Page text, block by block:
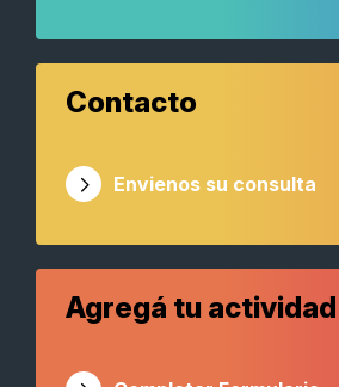
Contacto
Envienos su consulta
Agregá tu actividad